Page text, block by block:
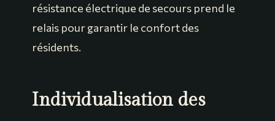
résistance électrique de secours prend le
relais pour garantir le confort des
résidents.
Individualisation des